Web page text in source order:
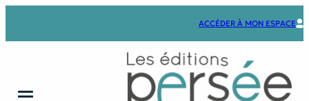
ACCÉDER À MON ESPACE